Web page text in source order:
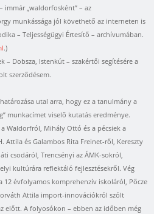
immár „waldorfosként” – az
munkássága jól követhető az interneten is
– Teljességügyi Értesítő – archívumában.
.)
– Dobsza, Istenkút – szakértői segítésére a
szerződésem.
utal arra, hogy ez a tanulmány a
munkacímet viselő kutatás eredménye.
Waldorfról, Mihály Ottó és a pécsiek a
Attila és Galambos Rita Freinet-ről, Kereszty
csodáról, Trencsényi az ÁMK-sokról,
kultúrára reflektáló fejlesztésekről. Vég
12 évfolyamos komprehenzív iskoláról, Pőcze
Attila import-innovációkról szólt
előtt. A folyosókon – ebben az időben még